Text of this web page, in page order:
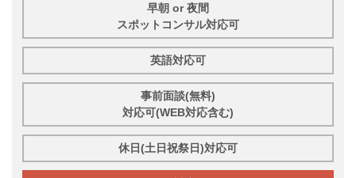
早朝 or 夜間
スポットコンサル対応可
英語対応可
事前面談(無料)
対応可(WEB対応含む)
休日(土日祝祭日)対応可